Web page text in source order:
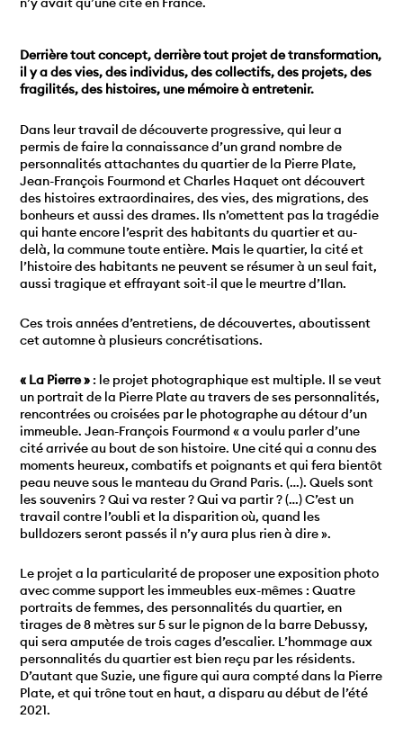
Derrière tout concept, derrière tout projet de transformation,
il y a des vies, des individus, des collectifs, des projets, des
fragilités, des histoires, une mémoire à entretenir.
Dans leur travail de découverte progressive, qui leur a
permis de faire la connaissance d’un grand nombre de
personnalités attachantes du quartier de la Pierre Plate,
Jean-François Fourmond et Charles Haquet ont découvert
des histoires extraordinaires, des vies, des migrations, des
bonheurs et aussi des drames. Ils n’omettent pas la tragédie
qui hante encore l’esprit des habitants du quartier et au-
delà, la commune toute entière. Mais le quartier, la cité et
l’histoire des habitants ne peuvent se résumer à un seul fait,
aussi tragique et effrayant soit-il que le meurtre d’Ilan.
Ces trois années d’entretiens, de découvertes, aboutissent
cet automne à plusieurs concrétisations.
« La Pierre » : le projet photographique est multiple. Il se veut
un portrait de la Pierre Plate au travers de ses personnalités,
rencontrées ou croisées par le photographe au détour d’un
immeuble. Jean-François Fourmond « a voulu parler d’une
cité arrivée au bout de son histoire. Une cité qui a connu des
moments heureux, combatifs et poignants et qui fera bientôt
peau neuve sous le manteau du Grand Paris. (…). Quels sont
les souvenirs ? Qui va rester ? Qui va partir ? (…) C’est un
travail contre l’oubli et la disparition où, quand les
bulldozers seront passés il n’y aura plus rien à dire ».
Le projet a la particularité de proposer une exposition photo
avec comme support les immeubles eux-mêmes : Quatre
portraits de femmes, des personnalités du quartier, en
tirages de 8 mètres sur 5 sur le pignon de la barre Debussy,
qui sera amputée de trois cages d’escalier. L’hommage aux
personnalités du quartier est bien reçu par les résidents.
D’autant que Suzie, une figure qui aura compté dans la Pierre
Plate, et qui trône tout en haut, a disparu au début de l’été
2021.